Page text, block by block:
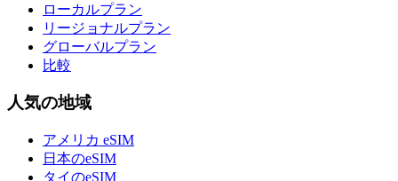
ローカルプラン
リージョナルプラン
グローバルプラン
比較
人気の地域
アメリカ eSIM
日本のeSIM
タイのeSIM